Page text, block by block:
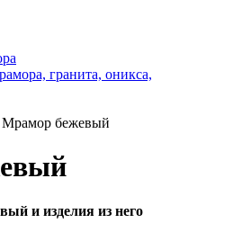
гранита, оникса,
Мрамор бежевый
и изделия из него